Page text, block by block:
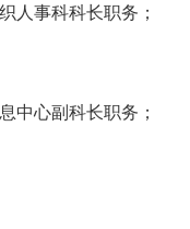
人事科科长职务；
中心副科长职务；